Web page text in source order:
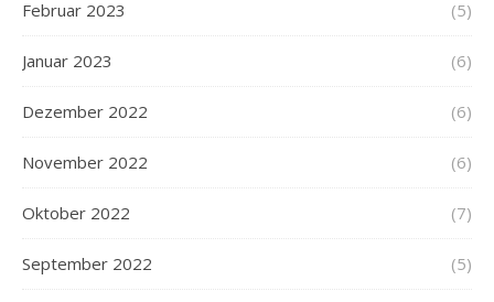
Februar 2023 (5)
Januar 2023 (6)
Dezember 2022 (6)
November 2022 (6)
Oktober 2022 (7)
September 2022 (5)